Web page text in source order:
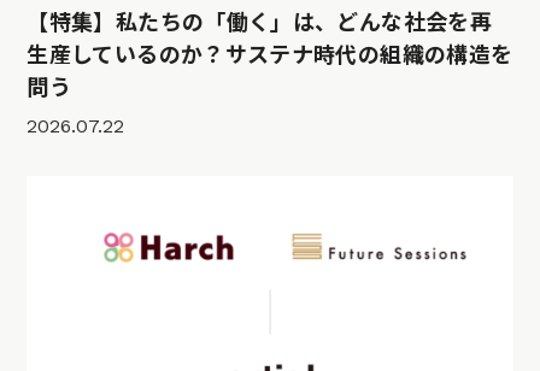
【特集】私たちの「働く」は、どんな社会を再
生産しているのか？サステナ時代の組織の構造を
問う
2026.07.22